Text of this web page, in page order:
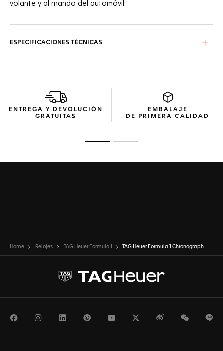
volante y al mando del automóvil.
ESPECIFICACIONES TÉCNICAS
ENTREGA Y DEVOLUCIÓN
GRATUITAS
EMBALAJE
DE PRIMERA CALIDAD
Home Relojes TAG Heuer Formula 1 TAG Heuer Formula 1 Chronograph
FacebookInstagramLinkedInPinterestYoutubeTwitterWeiboWeChat